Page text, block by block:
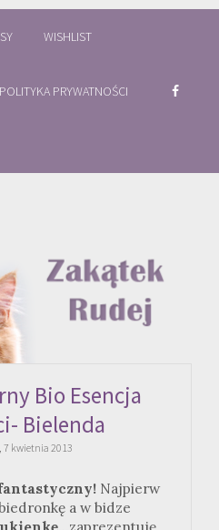
WISHLIST
POLITYKA PRYWATNOŚCI
Bio Esencja
Bielenda
7 kwietnia 2013
Najpierw
a w bidze